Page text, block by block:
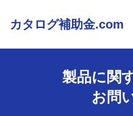
カタログ補助金.com
製品に関
お問